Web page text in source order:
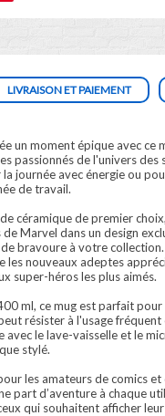
LIVRAISON ET PAIEMENT
un moment épique avec ce
passionnés de l'univers des
journée avec énergie ou
de travail.
céramique de premier
Marvel dans un design
bravoure à votre collection.
les nouveaux adeptes
super-héros les plus aimés.
ml, ce mug est parfait pour
résister à l'usage fréquent
avec le lave-vaisselle et le
stylé.
les amateurs de comics et
part d’aventure à chaque
qui souhaitent afficher